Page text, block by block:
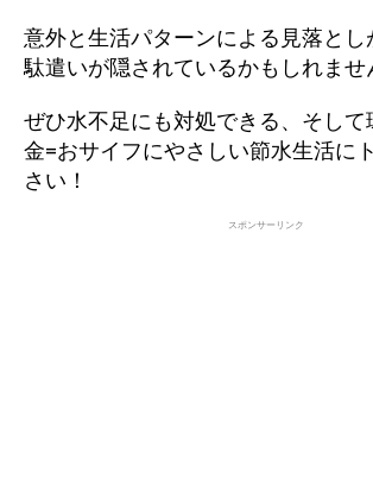
意外と生活パターンによる見落と
駄遣いが隠されているかもしれませ
ぜひ水不足にも対処できる、そし
金=おサイフにやさしい節水生活に
さい！
スポンサーリンク